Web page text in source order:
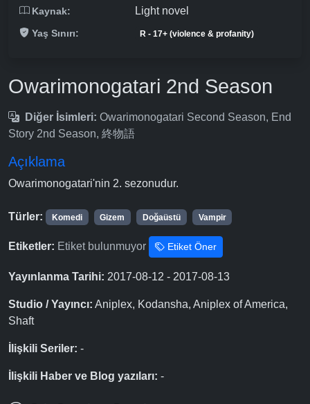
Kaynak: Light novel
Yaş Sınırı: R - 17+ (violence & profanity)
Owarimonogatari 2nd Season
Diğer İsimleri: Owarimonogatari Second Season, End
Story 2nd Season, 終物語
Açıklama
Owarimonogatari'nin 2. sezonudur.
Türler: Komedi Gizem Doğaüstü Vampir
Etiketler: Etiket bulunmuyor Etiket Öner
Yayınlanma Tarihi: 2017-08-12 - 2017-08-13
Studio / Yayıncı: Aniplex, Kodansha, Aniplex of America,
Shaft
İlişkili Seriler: -
İlişkili Haber ve Blog yazıları: -